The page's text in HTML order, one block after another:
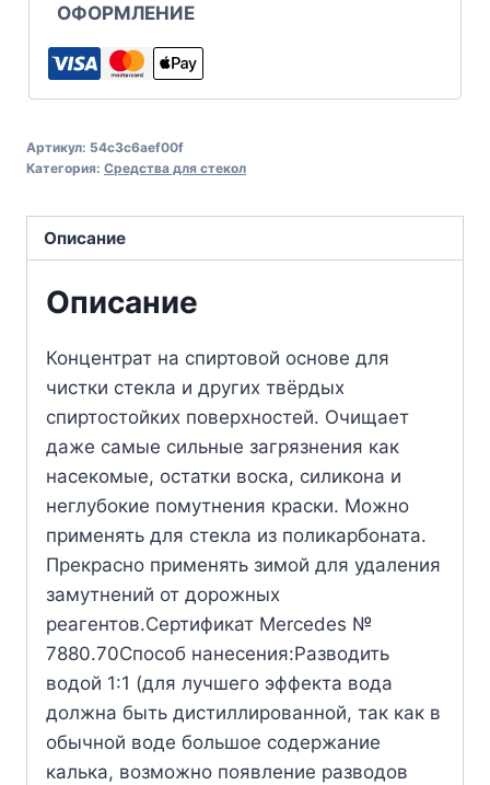
ОФОРМЛЕНИЕ
Артикул: 54c3c6aef00f
Категория: Средства для стекол
Описание
Описание
Концентрат на спиртовой основе для
чистки стекла и других твёрдых
спиртостойких поверхностей. Очищает
даже самые сильные загрязнения как
насекомые, остатки воска, силикона и
неглубокие помутнения краски. Можно
применять для стекла из поликарбоната.
Прекрасно применять зимой для удаления
замутнений от дорожных
реагентов.Сертификат Mercedes №
7880.70Способ нанесения:Разводить
водой 1:1 (для лучшего эффекта вода
должна быть дистиллированной, так как в
обычной воде большое содержание
калька, возможно появление разводов